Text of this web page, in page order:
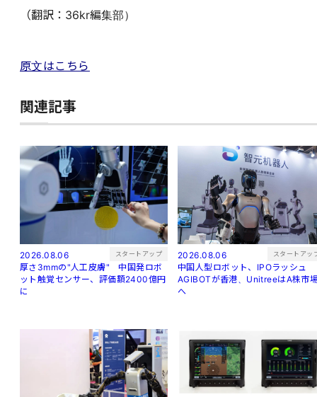
（翻訳：36kr編集部）
原文はこちら
関連記事
2026.08.06 スタートアップ
厚さ3mmの"人工皮膚" 中国発ロボ
ット触覚センサー、評価額2400億円
に
2026.08.06 スタートアッ
中国人型ロボット、IPOラッシュ
AGIBOTが香港、UnitreeはA株市
へ